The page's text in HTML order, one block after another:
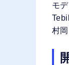
モ
村